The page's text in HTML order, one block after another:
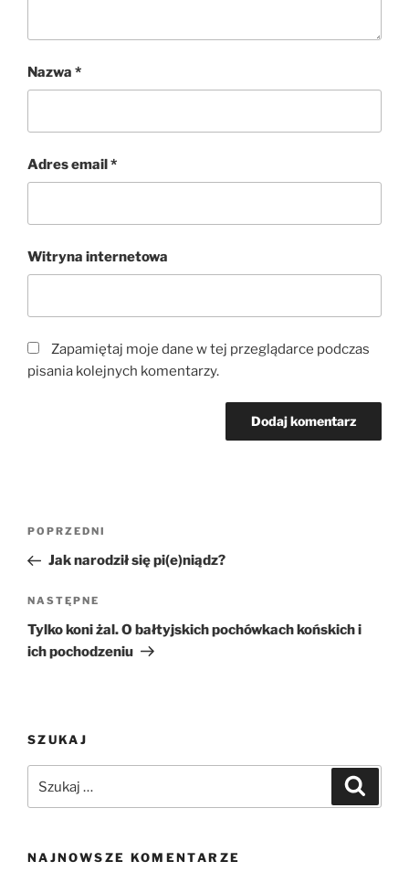
Nazwa *
Adres email*
Witryna internetowa
Zapamiętaj moje dane w tej przeglądarce podczas
pisania kolejnych komentarzy.
Nawigacja
Poprzedni
wpis
POPRZEDNI
Jak narodził się pi(e)niądz?
Następny
wpis
NASTĘPNE
Tylko koni żal. O bałtyjskich pochówkach końskich i
ich pochodzeniu
SZUKAJ
NAJNOWSZE KOMENTARZE